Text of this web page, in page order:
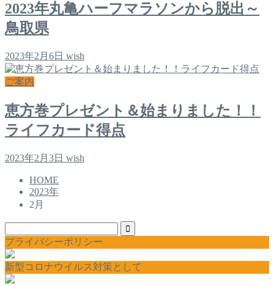
2023年丸亀ハーフマラソンから脱出～
鳥取県
2023年2月6日 wish
ご案内
恵方巻プレゼント＆始まりました！！
ライフカード得点
2023年2月3日 wish
HOME
2023年
2月
プライバシーポリシー
新型コロナウイルス対策として